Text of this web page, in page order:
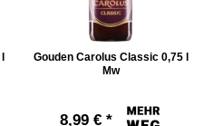
Gouden Carolus Classic 0,75 l
Mw
8,99 € *